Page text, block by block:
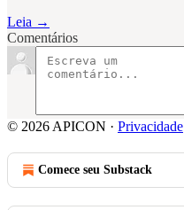
Leia →
Comentários
© 2026 APICON · Privacidade
Comece seu Substack